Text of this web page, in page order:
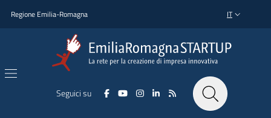
Regione Emilia-Romagna SELETTORE
IT
Seguici su